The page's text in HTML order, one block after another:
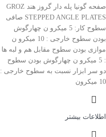
صفحه گونیا پله دار گروز هند GROZ
STEPPED ANGLE PLATES صافى
سطوح کار: 5 میکرو ن چهارگوش
بودن سطوح خارجى : 10 میکرو ن
موازى بودن سطوح مقابل هم و لبه ها
: 5 میکرو ن چهارگوش بودن سطوح
دو سر ابزار نسبت به سطوح خارجى :
10 میکرون
اطلاعات بیشتر